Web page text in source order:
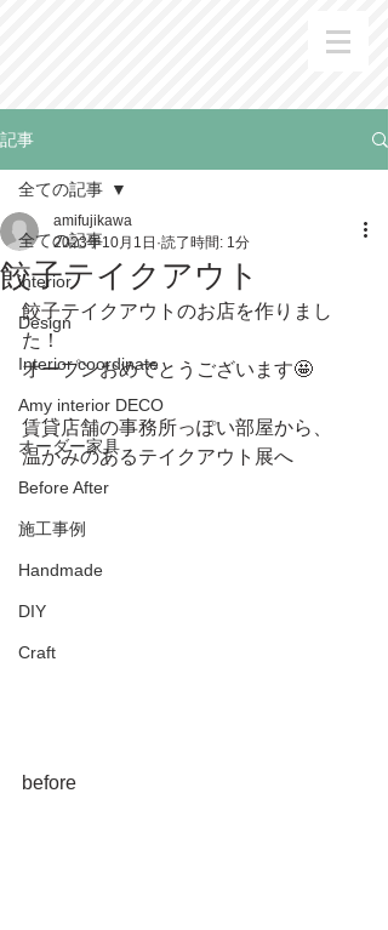
記事
全ての記事
interior
Design
Interior coordinate
Amy interior DECO
オーダー家具
Before After
施工事例
Handmade
DIY
Craft
全ての記事
餃子テイクアウト
amifujikawa
2023年10月1日 読了時間: 1分
餃子テイクアウトのお店を作りまし
た！
オープンおめでとうございます🤩
賃貸店舗の事務所っぽい部屋から、
温かみのあるテイクアウト展へ
before